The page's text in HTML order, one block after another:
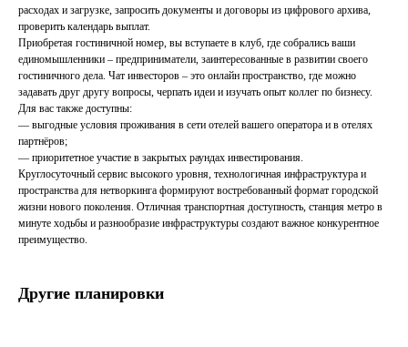
расходах и загрузке, запросить документы и договоры из цифрового архива,
проверить календарь выплат.
Приобретая гостиничной номер, вы вступаете в клуб, где собрались ваши
единомышленники – предприниматели, заинтересованные в развитии своего
гостиничного дела. Чат инвесторов – это онлайн пространство, где можно
задавать друг другу вопросы, черпать идеи и изучать опыт коллег по бизнесу.
Для вас также доступны:
— выгодные условия проживания в сети отелей вашего оператора и в отелях
партнёров;
— приоритетное участие в закрытых раундах инвестирования.
Круглосуточный сервис высокого уровня, технологичная инфраструктура и
пространства для нетворкинга формируют востребованный формат городской
жизни нового поколения. Отличная транспортная доступность, станция метро в
минуте ходьбы и разнообразие инфраструктуры создают важное конкурентное
преимущество.
Другие планировки